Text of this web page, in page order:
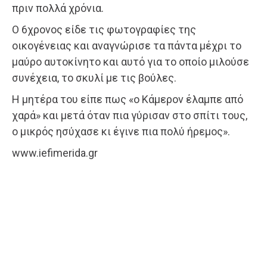
πριν πολλά χρόνια.
Ο 6χρονος είδε τις φωτογραφίες της
οικογένειας και αναγνώρισε τα πάντα μέχρι το
μαύρο αυτοκίνητο και αυτό για το οποίο μιλούσε
συνέχεια, το σκυλί με τις βούλες.
Η μητέρα του είπε πως «ο Κάμερον έλαμπε από
χαρά» και μετά όταν πια γύρισαν στο σπίτι τους,
ο μικρός ησύχασε κι έγινε πια πολύ ήρεμος».
www.iefimerida.gr